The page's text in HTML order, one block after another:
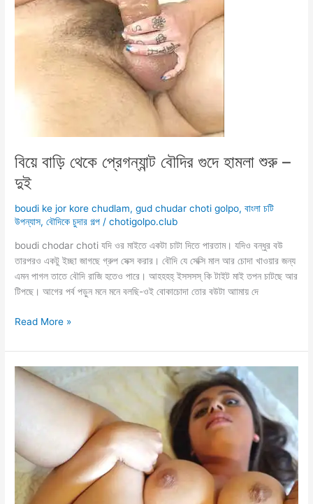
বিয়ে বাড়ি থেকে প্রেগন্যান্ট বৌদির গুদে হামলা শুরু –
দুই
boudi ke jor kore chudlam,gud chudar choti golpo,বাংলা চটি
উপন্যাস,বৌদিকে চুদার গল্প /chotigolpo.club
boudi chodar choti যদি ওর মাইতে একটা চাটা দিতে পারতাম। যদিও বন্ধুর বউ
তারপরও একটু ইচ্ছা জাগছে গ্রুপ সেক্স করার। বৌদি যে সেক্সি মাল আর চোদা খাওয়ার জন্য
এমন পাগল তাতে বৌদি রাজি হতেও পারে। আহহহহ্ ইসসসস্ কি টাইট মাই তপন চাটছে আর
টিপছে। আগের পর্ব পড়ুন মনে মনে বলছি-ওই বোকাচোদা তোর বউটা আামায় দে
বিয়ে
থেকে
প্রেগন্যান্ট
বৌদির
–
দুই
Read More »